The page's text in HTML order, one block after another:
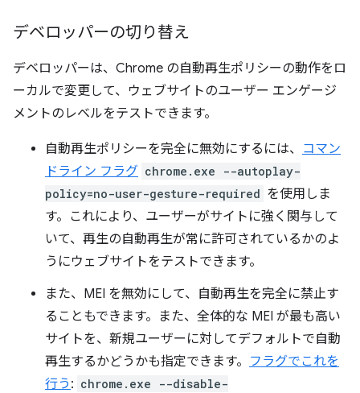
デベロッパーの切り替え
デベロッパーは、Chrome の自動再生ポリシーの動作をロ
ーカルで変更して、ウェブサイトのユーザー エンゲージ
メントのレベルをテストできます。
自動再生ポリシーを完全に無効にするには、 コマン
ドライン フラグ chrome.exe --autoplay-
policy=no-user-gesture-required を使用しま
す。これにより、ユーザーがサイトに強く関与して
いて、再生の自動再生が常に許可されているかのよ
うにウェブサイトをテストできます。
また、MEI を無効にして、自動再生を完全に禁止す
ることもできます。また、全体的な MEI が最も高い
サイトを、新規ユーザーに対してデフォルトで自動
再生するかどうかも指定できます。 フラグでこれを
行う : chrome.exe --disable-